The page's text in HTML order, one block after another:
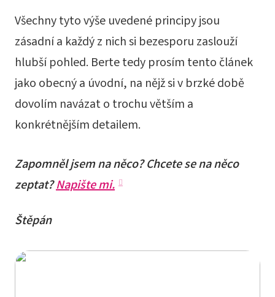
Všechny tyto výše uvedené principy jsou
zásadní a každý z nich si bezesporu zaslouží
hlubší pohled. Berte tedy prosím tento článek
jako obecný a úvodní, na nějž si v brzké době
dovolím navázat o trochu větším a
konkrétnějším detailem.
Zapomněl jsem na něco? Chcete se na něco
zeptat?Napište mi.
Štěpán